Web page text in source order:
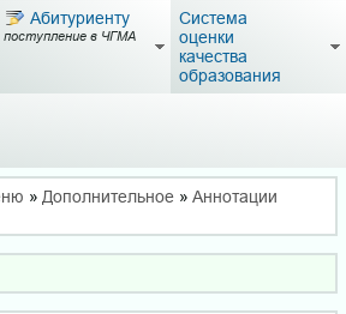
Абитуриенту
поступление в ЧГМА
Система
оценки
качества
образования
» Дополнительное » Аннотации